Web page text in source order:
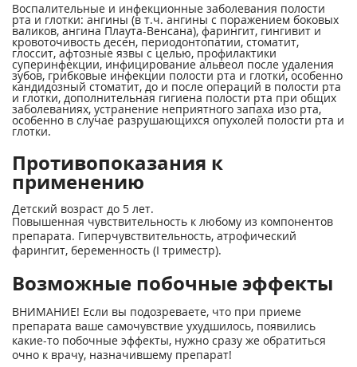
Воспалительные и инфекционные заболевания полости
рта и глотки: ангины (в т.ч. ангины с поражением боковых
валиков, ангина Плаута-Венсана), фарингит, гингивит и
кровоточивость десен, периодонтопатии, стоматит,
глоссит, афтозные язвы с целью, профилактики
суперинфекции, инфицирование альвеол после удаления
зубов, грибковые инфекции полости рта и глотки, особенно
кандидозный стоматит, до и после операций в полости рта
и глотки, дополнительная гигиена полости рта при общих
заболеваниях, устранение неприятного запаха изо рта,
особенно в случае разрушающихся опухолей полости рта и
глотки.
Противопоказания к
применению
Детский возраст до 5 лет.
Повышенная чувствительность к любому из компонентов
препарата. Гиперчувствительность, атрофический
фарингит, беременность (I триместр).
Возможные побочные эффекты
ВНИМАНИЕ! Если вы подозреваете, что при приеме
препарата ваше самочувствие ухудшилось, появились
какие-то побочные эффекты, нужно сразу же обратиться
очно к врачу, назначившему препарат!